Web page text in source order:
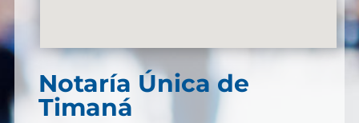
Notaría Única de
Timaná